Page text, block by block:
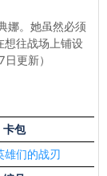
娜。她虽然必须
想往战场上铺设
更新）
卡包
雄们的战刃